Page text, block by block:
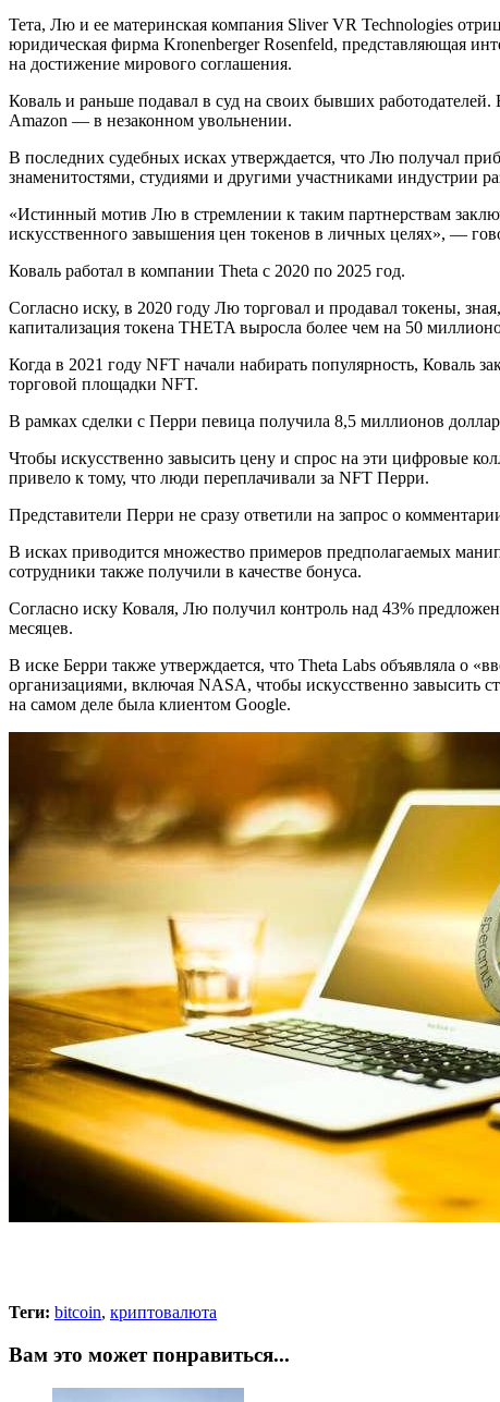
Тета, Лю и ее материнская компания Sliver VR Technologies
юридическая фирма Kronenberger Rosenfeld, представляющая
на достижение мирового соглашения.
Коваль и раньше подавал в суд на своих бывших
Amazon — в незаконном увольнении.
В последних судебных исках утверждается, что Лю получал
знаменитостями, студиями и другими участниками индустрии
«Истинный мотив Лю в стремлении к таким партнерствам
искусственного завышения цен токенов в личных целях», —
Коваль работал в компании Theta с 2020 по 2025 год.
Согласно иску, в 2020 году Лю торговал и продавал токены,
капитализация токена THETA выросла более чем на 50
Когда в 2021 году NFT начали набирать популярность, Коваль
торговой площадки NFT.
В рамках сделки с Перри певица получила 8,5 миллионов
Чтобы искусственно завысить цену и спрос на эти цифровые
привело к тому, что люди переплачивали за NFT Перри.
Представители Перри не сразу ответили на запрос о
В исках приводится множество примеров предполагаемых
сотрудники также получили в качестве бонуса.
Согласно иску Коваля, Лю получил контроль над 43%
месяцев.
В иске Берри также утверждается, что Theta Labs объявляла о
организациями, включая NASA, чтобы искусственно завысить
на самом деле была клиентом Google.
Теги: bitcoin, криптовалюта
Вам это может понравиться...